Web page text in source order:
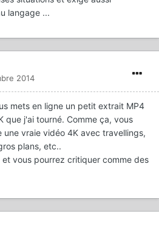
langage ...
2014
mets en ligne un petit extrait MP4
que j'ai tourné. Comme ça, vous
vraie vidéo 4K avec travellings,
plans, etc..
et vous pourrez critiquer comme des